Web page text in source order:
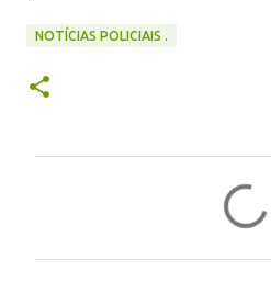
NOTÍCIAS POLICIAIS .